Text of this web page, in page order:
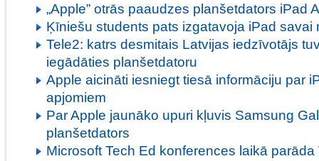
„Apple” otrās paaudzes planšetdators iPad
Ķīniešu students pats izgatavoja iPad savai
Tele2: katrs desmitais Latvijas iedzīvotājs
iegādāties planšetdatoru
Apple aicināti iesniegt tiesā informāciju par
apjomiem
Par Apple jaunāko upuri kļuvis Samsung
planšetdators
Microsoft Tech Ed konferences laikā parāda